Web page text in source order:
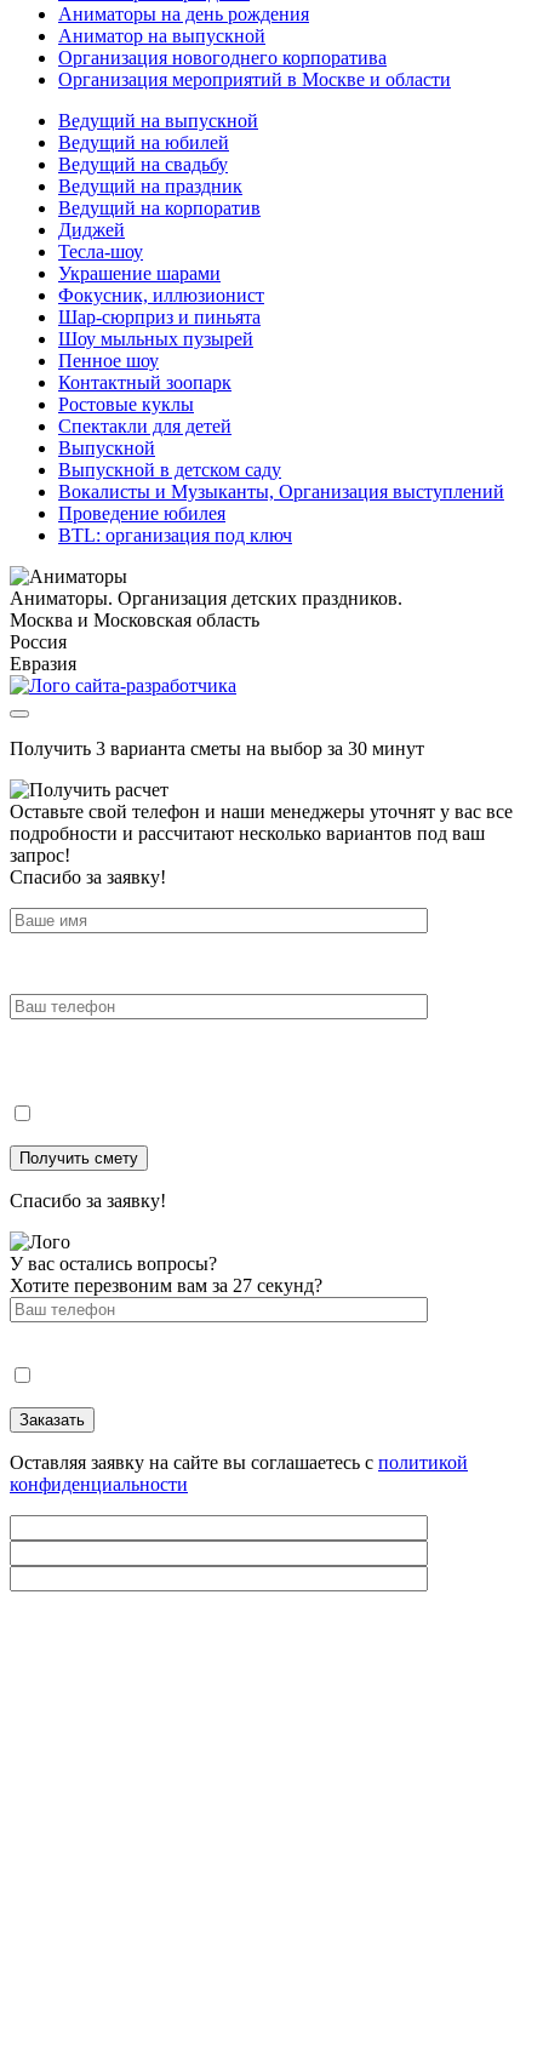
Аниматоры на день рождения
Аниматор на выпускной
Организация новогоднего корпоратива
Организация мероприятий в Москве и области
Ведущий на выпускной
Ведущий на юбилей
Ведущий на свадьбу
Ведущий на праздник
Ведущий на корпоратив
Диджей
Тесла-шоу
Украшение шарами
Фокусник, иллюзионист
Шар-сюрприз и пиньята
Шоу мыльных пузырей
Пенное шоу
Контактный зоопарк
Ростовые куклы
Спектакли для детей
Выпускной
Выпускной в детском саду
Вокалисты и Музыканты, Организация выступлений
Проведение юбилея
BTL: организация под ключ
Аниматоры. Организация детских праздников.
Москва и Московская область
Россия
Евразия
Получить 3 варианта сметы на выбор за 30 минут
Оставьте свой телефон и наши менеджеры уточнят у вас все
подробности и рассчитают несколько вариантов под ваш
запрос!
Спасибо за заявку!
Спасибо за заявку!
У вас остались вопросы?
Хотите перезвоним вам за 27 секунд?
Оставляя заявку на сайте вы соглашаетесь с политикой
конфиденциальности